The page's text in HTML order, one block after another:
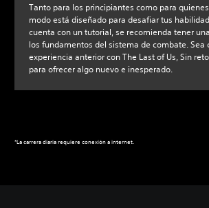
Tanto para los principiantes como para
modo está diseñado para desafiar tus
cuenta con un tutorial, se recomienda tener
los fundamentos del sistema de combate. Sea
experiencia anterior con The Last of Us, Sin
para ofrecer algo nuevo e inesperado.
*La carrera diaria requiere conexión a internet.